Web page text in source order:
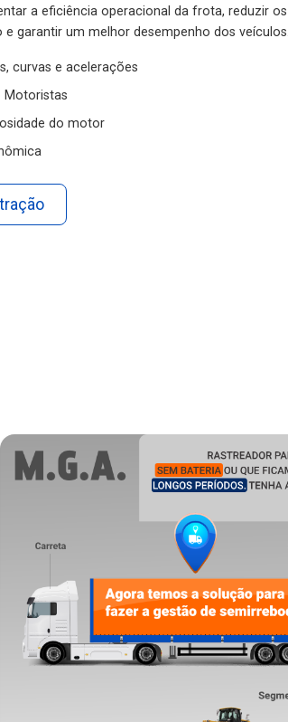
garantir um melhor desempenho dos veículos.
curvas e acelerações
do motor